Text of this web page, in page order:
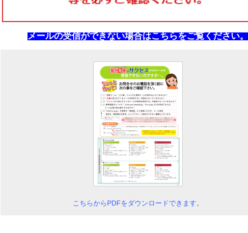
メールの受信ができない場合はこちらをご覧ください。
こちらからPDFをダウンロードできます。